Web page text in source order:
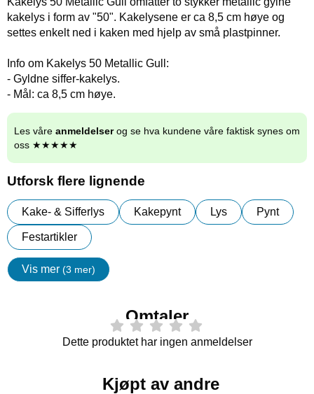
kakelys i form av "50". Kakelysene er ca 8,5 cm høye og
settes enkelt ned i kaken med hjelp av små plastpinner.
Info om Kakelys 50 Metallic Gull:
- Gyldne siffer-kakelys.
- Mål: ca 8,5 cm høye.
Les våre anmeldelserog se hva kundene våre faktisk synes om
oss ★★★★★
Utforsk flere lignende
Kake- & Sifferlys Kakepynt Lys Pynt
Festartikler
Vis mer (3 mer)
egenskaper
Omtaler
Dette produktet har ingen anmeldelser
Kjøpt av andre